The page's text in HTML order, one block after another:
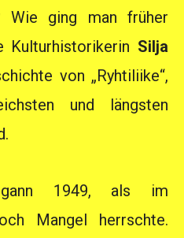
ging man früher
Silja
von „Ryhtiliike“,
und längsten
1949, als im
Mangel herrschte.